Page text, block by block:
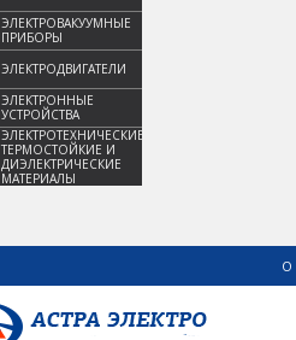
ЭЛЕКТРОВАКУУМНЫЕ
ПРИБОРЫ
ЭЛЕКТРОДВИГАТЕЛИ
ЭЛЕКТРОННЫЕ
УСТРОЙСТВА
ЭЛЕКТРОТЕХНИЧЕСКИЕ,
ТЕРМОСТОЙКИЕ И
ДИЭЛЕКТРИЧЕСКИЕ
МАТЕРИАЛЫ